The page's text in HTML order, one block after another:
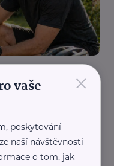
sezónu ×
vaše
poskytování
naší návštěvnosti
o tom, jak